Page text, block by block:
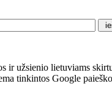
ir užsienio lietuviams
tinkintos Google